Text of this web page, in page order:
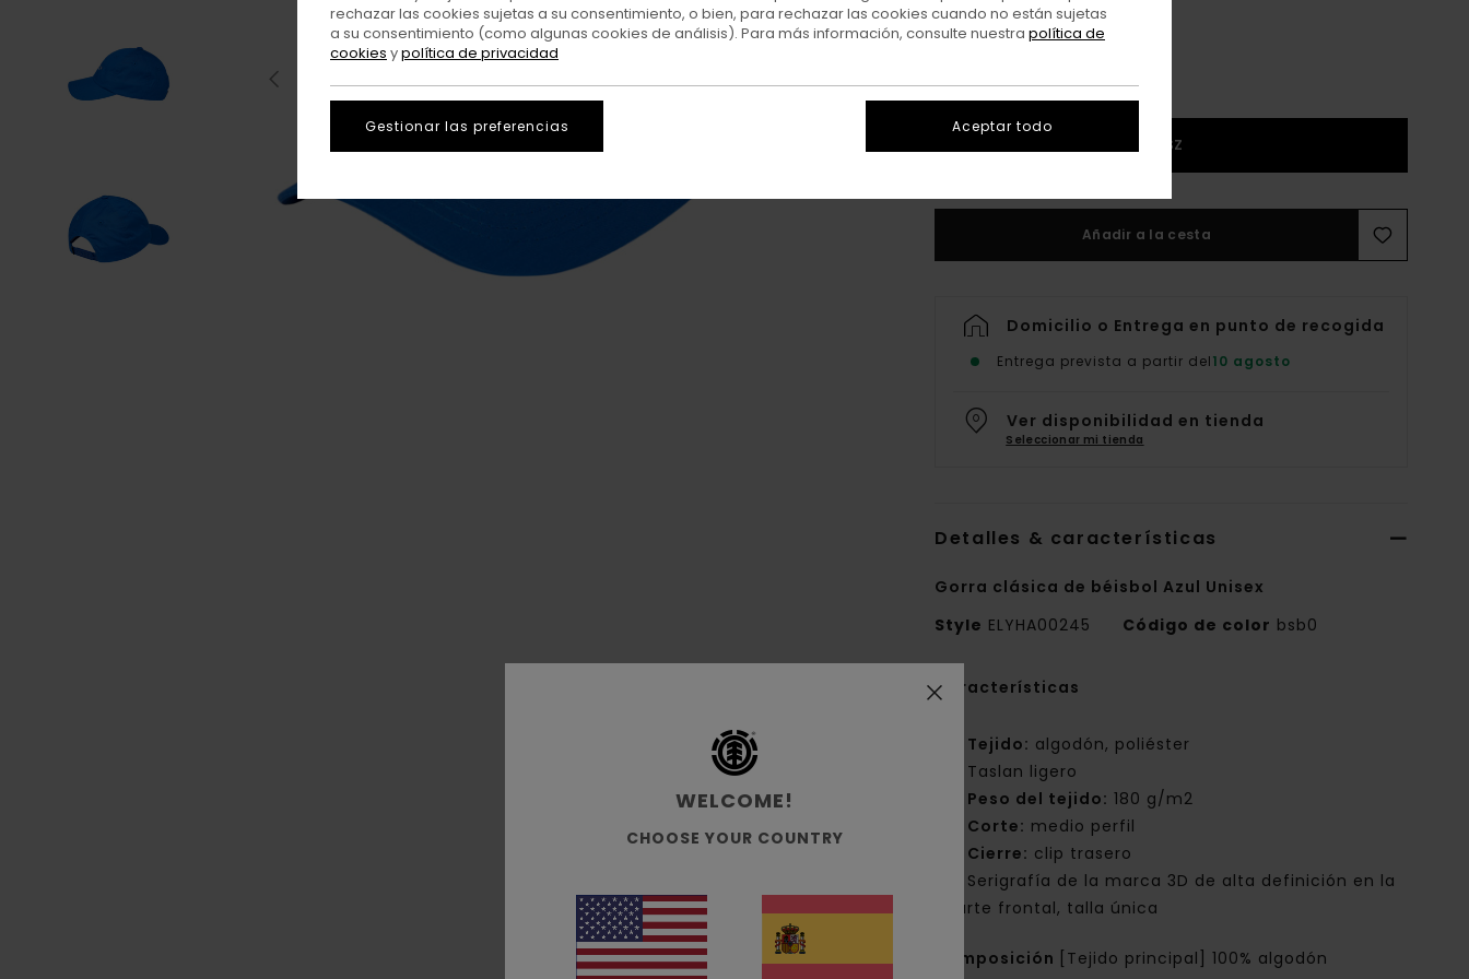
1SZ
Añadir a la cesta
Domicilio o Entrega en punto de recogida
Entrega prevista a partir del10 agosto
Ver disponibilidad en tienda
Seleccionar mi tienda
Detalles & características
Gorra clásica de béisbol Azul Unisex
Style ELYHA00245 Código de color bsb0
Características
Tejido: algodón, poliéster
Taslan ligero
Peso del tejido: 180 g/m2
Corte: medio perfil
Cierre: clip trasero
Serigrafía de la marca 3D de alta definición en la
parte frontal, talla única
Composición [Tejido principal] 100% algodón
WELCOME!
CHOOSE YOUR COUNTRY
rechazar las cookies sujetas a su consentimiento, o bien, para rechazar las cookies cuando no están sujetas
a su consentimiento (como algunas cookies de análisis). Para más información, consulte nuestra política de
cookies ypolítica de privacidad
Gestionar las preferencias Aceptar todo